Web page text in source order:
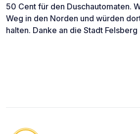
50 Cent für den Duschautomaten.
Weg in den Norden und würden
halten. Danke an die Stadt Felsberg